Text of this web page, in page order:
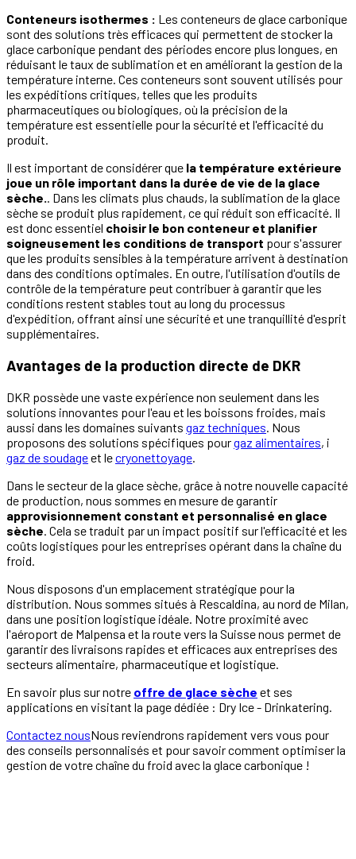
Conteneurs isothermes : Les conteneurs de glace carbonique
sont des solutions très efficaces qui permettent de stocker la
glace carbonique pendant des périodes encore plus longues, en
réduisant le taux de sublimation et en améliorant la gestion de la
température interne. Ces conteneurs sont souvent utilisés pour
les expéditions critiques, telles que les produits
pharmaceutiques ou biologiques, où la précision de la
température est essentielle pour la sécurité et l'efficacité du
produit.
Il est important de considérer que la température extérieure
joue un rôle important dans la durée de vie de la glace
sèche.. Dans les climats plus chauds, la sublimation de la glace
sèche se produit plus rapidement, ce qui réduit son efficacité. Il
est donc essentiel choisir le bon conteneur et planifier
soigneusement les conditions de transport pour s'assurer
que les produits sensibles à la température arrivent à destination
dans des conditions optimales. En outre, l'utilisation d'outils de
contrôle de la température peut contribuer à garantir que les
conditions restent stables tout au long du processus
d'expédition, offrant ainsi une sécurité et une tranquillité d'esprit
supplémentaires.
Avantages de la production directe de DKR
DKR possède une vaste expérience non seulement dans les
solutions innovantes pour l'eau et les boissons froides, mais
aussi dans les domaines suivants gaz techniques . Nous
proposons des solutions spécifiques pourgaz alimentaires, i
gaz de soudageet lecryonettoyage
Dans le secteur de la glace sèche, grâce à notre nouvelle capacité
de production, nous sommes en mesure de garantir
approvisionnement constant et personnalisé en glace
sèche . Cela se traduit par un impact positif sur l'efficacité et les
coûts logistiques pour les entreprises opérant dans la chaîne du
froid.
Nous disposons d'un emplacement stratégique pour la
distribution. Nous sommes situés à Rescaldina, au nord de Milan,
dans une position logistique idéale. Notre proximité avec
l'aéroport de Malpensa et la route vers la Suisse nous permet de
garantir des livraisons rapides et efficaces aux entreprises des
secteurs alimentaire, pharmaceutique et logistique.
En savoir plus sur notre offre de glace sèche et ses
applications en visitant la page dédiée : Dry Ice - Drinkatering.
Contactez nousNous reviendrons rapidement vers vous pour
des conseils personnalisés et pour savoir comment optimiser la
gestion de votre chaîne du froid avec la glace carbonique !